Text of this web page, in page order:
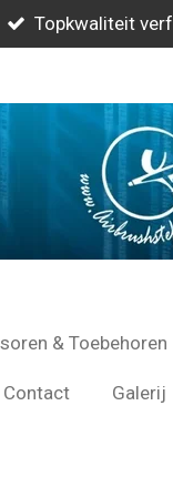
Topkwaliteit verf
& Toebehoren
Contact Galerij